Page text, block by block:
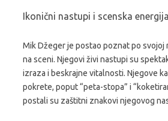
Ikonični nastupi i scenska energija
Mik Džeger je postao poznat po svojoj
na sceni. Njegovi živi nastupi su
izraza i beskrajne vitalnosti. Njegove
pokrete, poput “peta-stopa” i
postali su zaštitni znakovi njegovog